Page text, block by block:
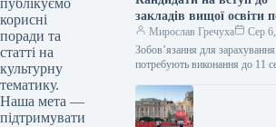
публікуємо
корисні
поради та
статті на
культурну
тематику.
Наша мета —
підтримувати
закладів вищої освіти
виконати умови
до 11 серпня.
Мирослав Гречуха
Сер
Зобов’язання для зарахування
потребують виконання до 11
прагнуть навчатися на
державним замовленням…